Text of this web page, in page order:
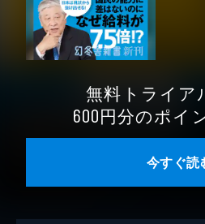
無料トライア
600円分のポイ
今すぐ読